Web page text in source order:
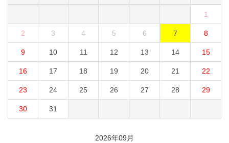
1
2 3 4 5 6 7 8
9 10 11 12 13 14 15
16 17 18 19 20 21 22
23 24 25 26 27 28 29
30 31
2026年09月